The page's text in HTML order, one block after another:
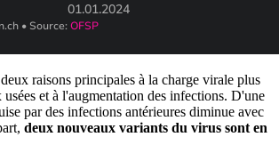
raisons principales à la charge virale plus
usées et à l'augmentation des infections. D'une
par des infections antérieures diminue avec
deux nouveaux variants du virus sont en